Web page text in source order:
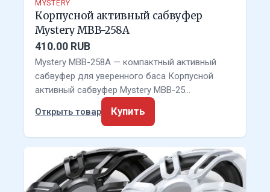
MYSTERY
Корпусной активный сабвуфер
Mystery MBB-258A
410.00 RUB
Mystery MBB-258A — компактный активный
сабвуфер для уверенного баса Корпусной
активный сабвуфер Mystery MBB-25…
Открыть товар
Купить